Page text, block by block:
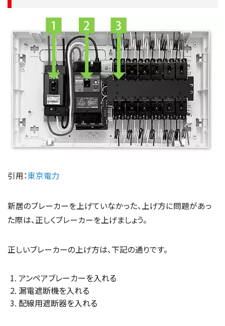
引用：東京電力
新居のブレーカーを上げていなかった、上げ方に問題があっ
た際は、正しくブレーカーを上げましょう。
正しいブレーカーの上げ方は、下記の通りです。
アンペアブレーカーを入れる
漏電遮断機を入れる
配線用遮断器を入れる